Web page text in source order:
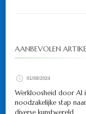
AANBEVOLEN
01/08/2024
Werkloosheid door AI
noodzakelijke stap
diverse kunstwereld